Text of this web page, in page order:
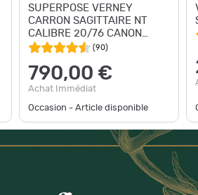
SUPERPOSE VERNEY
CARRON SAGITTAIRE NT
CALIBRE 20/76 CANON
66CM
(90)
790,00 €
Achat Immédiat
Occasion - Article disponible